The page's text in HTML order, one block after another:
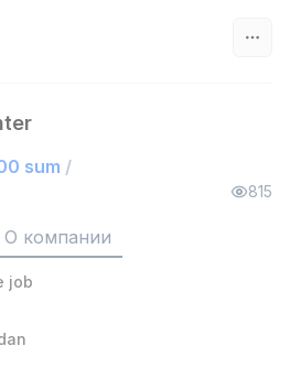
продаж
sum /
815
О компании
job